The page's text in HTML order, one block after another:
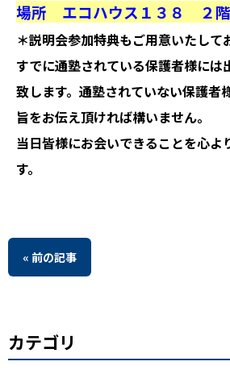
場所 エコハウス１３８ ２
＊説明会参加特典もご用意いたして
すでに通塾されている保護者様には
致します。通塾されていない保護者
旨をお伝え頂ければ構いません。
当日皆様にお会いできることを心よ
す。
« 前の記事
カテゴリ